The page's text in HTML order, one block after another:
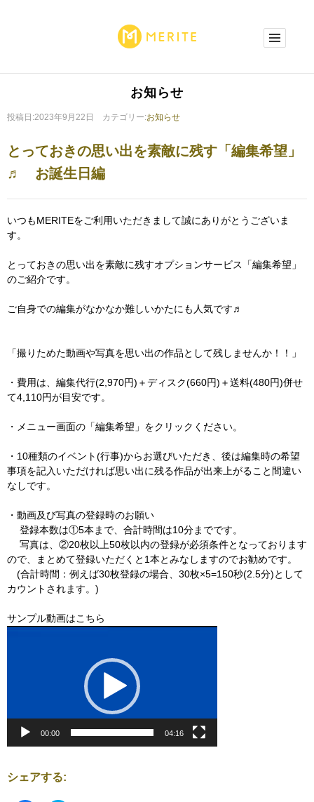
お知らせ
投稿日:2023年9月22日 カテゴリー:お知らせ
とっておきの思い出を素敵に残す「編集希望」
♬ お誕生日編
いつもMERITEをご利用いただきまして誠にありがとうございま
す。
とっておきの思い出を素敵に残すオプションサービス「編集希望」
のご紹介です。
ご自身での編集がなかなか難しいかたにも人気です♬
「撮りためた動画や写真を思い出の作品として残しませんか！！」
・費用は、編集代行(2,970円) ＋ディスク(660円) ＋送料(480円)併せ
て4,110円が目安です。
・メニュー画面の「編集希望」をクリックください。
・ 10種類のイベント(行事)からお選びいただき、後は編集時の希望
事項を記入いただければ思い出に残る作品が出来上がること間違い
なしです。
・動画及び写真の登録時のお願い
登録本数は①5本まで、合計時間は10分までです。
写真は、 ②20枚以上50枚以内の登録が必須条件となっております
ので、
まとめて登録いただくと 1本とみなしますのでお勧めです。
(合計時間：例えば30枚登録の場合、 30枚×5=150秒(2.5分)として
カウントされます。 )
サンプル動画はこちら
動
00:00 04:16
シェアする: